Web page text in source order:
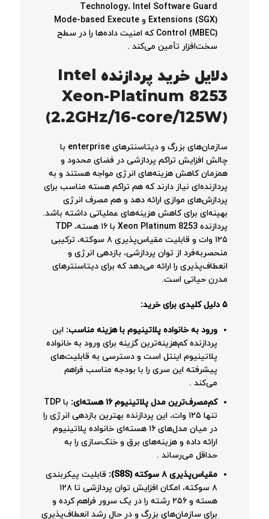
Technology، Intel Software Guard
Extensions (SGX) و Mode-based Execute
Control (MBEC) که امنیت داده‌ها را در سطح
سخت‌افزار تأمین می‌کند .
دلایل خرید پردازنده Intel
Xeon-Platinum 8253
(2.2GHz/16-core/125W)
سازمان‌های بزرگ و دیتاسنترهای enterprise با
چالش افزایش تراکم پردازشی در فضای محدود و
همزمان کاهش هزینه‌های انرژی مواجه هستند و به
پردازنده‌ای نیاز دارند که هم تراکم هسته مناسب برای
پردازش‌های موازی ارائه دهد و هم مصرف انرژی
بهینه‌ای برای کاهش هزینه‌های عملیاتی داشته باشد.
پردازنده Xeon Platinum 8253 با ۱۶ هسته، TDP
۱۲۵ وات و قابلیت مقیاس‌پذیری ۸ سوکته، ترکیبی
منحصربه‌فرد از توان پردازشی، بازدهی انرژی و
انعطاف‌پذیری را ارائه می‌دهد که برای دیتاسنترهای
مدرن حیاتی است.
۵ دلیل کلیدی برای خرید:
ورود به خانواده پلاتینیوم با هزینه مناسب: این
پردازنده کم‌هزینه‌ترین گزینه برای ورود به خانواده
پلاتینیوم اینتل است و دسترسی به قابلیت‌های
پیشرفته این سری را با بودجه مناسب فراهم
می‌کند .
کم‌مصرف‌ترین مدل پلاتینیوم ۱۶ هسته‌ای:
با TDP
تنها ۱۲۵ وات، این پردازنده بهترین بازدهی انرژی را
در میان مدل‌های ۱۶ هسته‌ای خانواده پلاتینیوم
ارائه داده و هزینه‌های برق و خنک‌سازی را به
حداقل می‌رساند .
مقیاس‌پذیری ۸ سوکته (S8S):
قابلیت پیکربندی
۸ سوکته، امکان افزایش توان پردازشی تا ۱۲۸
هسته و ۲۵۶ رشته را در یک سرور فراهم کرده و
برای سازمان‌های بزرگ و در حال رشد انعطاف‌پذیری